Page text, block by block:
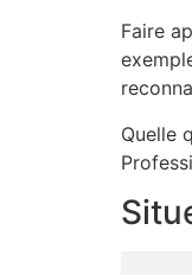
Faire
Quelle